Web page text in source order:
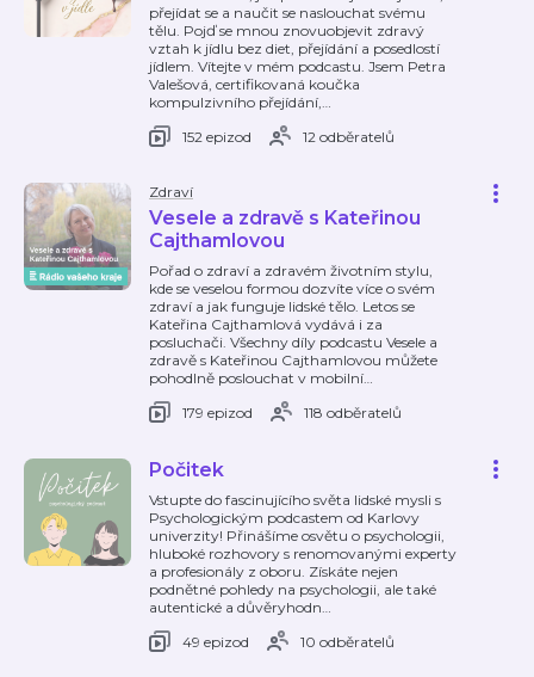
přejídat se a naučit se naslouchat svému
tělu. Pojď se mnou znovuobjevit zdravý
vztah k jídlu bez diet, přejídání a posedlostí
jídlem. Vítejte v mém podcastu. Jsem Petra
Valešová, certifikovaná koučka
kompulzivního přejídání,…
152 epizod
12 odběratelů
Zdraví
Vesele a zdravě s Kateřinou
Cajthamlovou
Pořad o zdraví a zdravém životním stylu,
kde se veselou formou dozvíte více o svém
zdraví a jak funguje lidské tělo. Letos se
Kateřina Cajthamlová vydává i za
posluchači. Všechny díly podcastu Vesele a
zdravě s Kateřinou Cajthamlovou můžete
pohodlně poslouchat v mobilní…
179 epizod
118 odběratelů
Počitek
Vstupte do fascinujícího světa lidské mysli s
Psychologickým podcastem od Karlovy
univerzity! Přinášíme osvětu o psychologii,
hluboké rozhovory s renomovanými experty
a profesionály z oboru. Získáte nejen
podnětné pohledy na psychologii, ale také
autentické a důvěryhodn…
49 epizod
10 odběratelů